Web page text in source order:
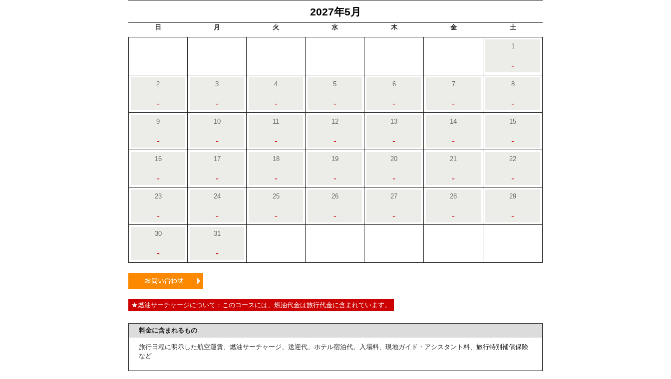
2027年5月
日 月 火 水 木 金 土
1
-
2
-
3
-
4
-
5
-
6
-
7
-
8
-
9
-
10
-
11
-
12
-
13
-
14
-
15
-
16
-
17
-
18
-
19
-
20
-
21
-
22
-
23
-
24
-
25
-
26
-
27
-
28
-
29
-
30
-
31
-
★燃油サーチャージについて：このコースには、燃油代金は旅行代金に含まれています。
料金に含まれるもの
旅行日程に明示した航空運賃、燃油サーチャージ、送迎代、ホテル宿泊代、入場料、現地ガイド・アシスタント料、旅行特別補償保険
など